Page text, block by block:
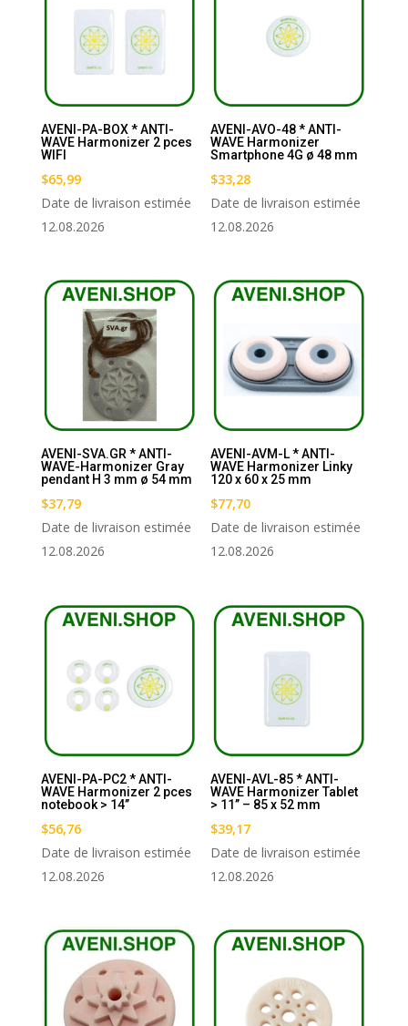
AVENI-PA-BOX * ANTI-
WAVE Harmonizer 2 pces
WIFI
$65,99
Date de livraison estimée
12.08.2026
AVENI-AVO-48 * ANTI-
WAVE Harmonizer
Smartphone 4G ø 48 mm
$33,28
Date de livraison estimée
12.08.2026
AVENI-SVA.GR * ANTI-
WAVE-Harmonizer Gray
pendant H 3 mm ø 54 mm
$37,79
Date de livraison estimée
12.08.2026
AVENI-AVM-L * ANTI-
WAVE Harmonizer Linky
120 x 60 x 25 mm
$77,70
Date de livraison estimée
12.08.2026
AVENI-PA-PC2 * ANTI-
WAVE Harmonizer 2 pces
notebook > 14’’
$56,76
Date de livraison estimée
12.08.2026
AVENI-AVL-85 * ANTI-
WAVE Harmonizer Tablet
> 11’’ – 85 x 52 mm
$39,17
Date de livraison estimée
12.08.2026